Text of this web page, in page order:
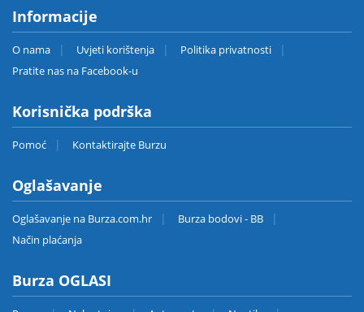
Informacije
O nama Uvjeti korištenja
Politika privatnosti
Pratite nas na Facebook-u
Korisnička podrška
Pomoć Kontaktirajte Burzu
Oglašavanje
Oglašavanje na Burza.com.hr
Burza bodovi - BB
Način plaćanja
Burza OGLASI